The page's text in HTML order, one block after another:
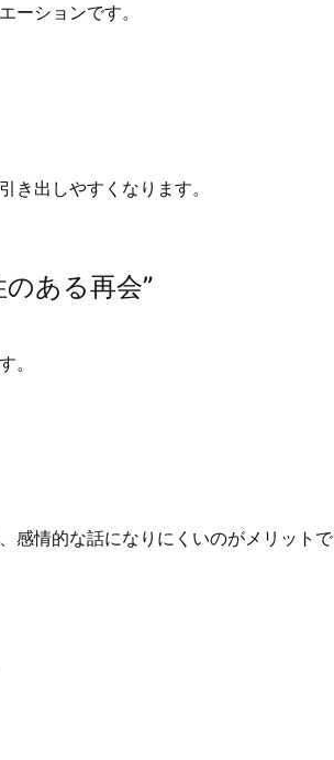
ーションです。
き出しやすくなります。
ある再会”
。
感情的な話になりにくいのがメリットで